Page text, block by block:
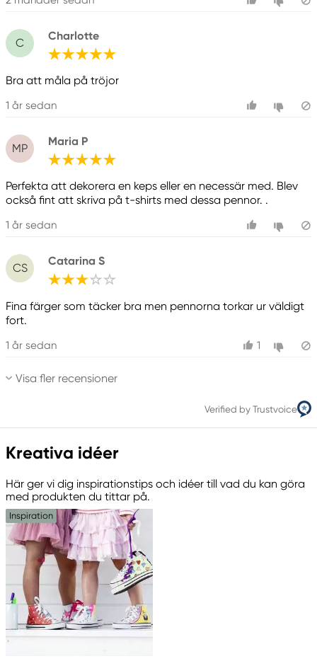
C
Charlotte
Bra att måla på tröjor
1 år sedan
MP
Maria P
Perfekta att dekorera en keps eller en necessär med. Blev
också fint att skriva på t-shirts med dessa pennor. .
1 år sedan
CS
Catarina S
Fina färger som täcker bra men pennorna torkar ur väldigt
fort.
1 år sedan 1
Visa fler recensioner
Verified by Trustvoice
Kreativa idéer
Här ger vi dig inspirationstips och idéer till vad du kan göra
med produkten du tittar på.
Inspiration